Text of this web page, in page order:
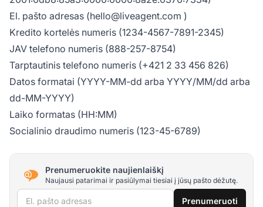
El. pašto adresas (hello@liveagent.com )
Kredito kortelės numeris (1234-4567-7891-2345)
JAV telefono numeris (888-257-8754)
Tarptautinis telefono numeris (+421 2 33 456 826)
Datos formatai (YYYY-MM-dd arba YYYY/MM/dd arba
dd-MM-YYYY)
Laiko formatas (HH:MM)
Socialinio draudimo numeris (123-45-6789)
Prenumeruokite naujienlaiškį
Naujausi patarimai ir pasiūlymai tiesiai į jūsų pašto dėžutę.
El. pašto adresas Prenumeruoti